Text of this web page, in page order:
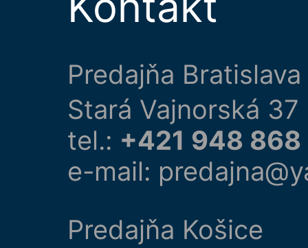
Predajňa Bratislava
Stará Vajnorská 37
tel.: +421 948
e-mail:
Predajňa Košice